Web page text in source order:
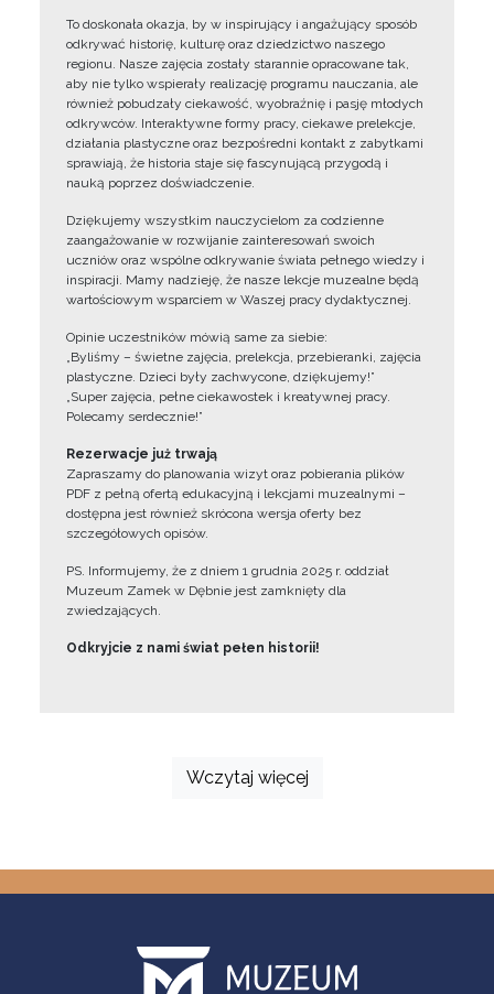
To doskonała okazja, by w inspirujący i angażujący sposób
odkrywać historię, kulturę oraz dziedzictwo naszego
regionu. Nasze zajęcia zostały starannie opracowane tak,
aby nie tylko wspierały realizację programu nauczania, ale
również pobudzały ciekawość, wyobraźnię i pasję młodych
odkrywców. Interaktywne formy pracy, ciekawe prelekcje,
działania plastyczne oraz bezpośredni kontakt z zabytkami
sprawiają, że historia staje się fascynującą przygodą i
nauką poprzez doświadczenie.
Dziękujemy wszystkim nauczycielom za codzienne
zaangażowanie w rozwijanie zainteresowań swoich
uczniów oraz wspólne odkrywanie świata pełnego wiedzy i
inspiracji. Mamy nadzieję, że nasze lekcje muzealne będą
wartościowym wsparciem w Waszej pracy dydaktycznej.
Opinie uczestników mówią same za siebie:
„Byliśmy – świetne zajęcia, prelekcja, przebieranki, zajęcia
plastyczne. Dzieci były zachwycone, dziękujemy!”
„Super zajęcia, pełne ciekawostek i kreatywnej pracy.
Polecamy serdecznie!”
Rezerwacje już trwają
Zapraszamy do planowania wizyt oraz pobierania plików
PDF z pełną ofertą edukacyjną i lekcjami muzealnymi –
dostępna jest również skrócona wersja oferty bez
szczegółowych opisów.
PS. Informujemy, że z dniem 1 grudnia 2025 r. oddział
Muzeum Zamek w Dębnie jest zamknięty dla
zwiedzających.
Odkryjcie z nami świat pełen historii!
Wczytaj więcej